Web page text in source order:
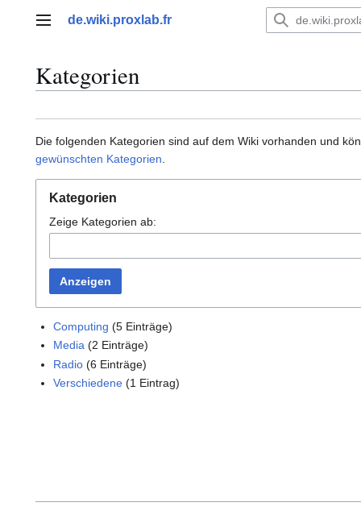
Hauptmenü
de.wiki.proxlab.fr
Kategorien
Die folgenden Kategorien sind auf dem Wiki vorhanden und
gewünschten Kategorien
Kategorien
Zeige Kategorien ab:
Anzeigen
Computing (5 Einträge)
Media (2 Einträge)
Radio (6 Einträge)
Verschiedene (1 Eintrag)